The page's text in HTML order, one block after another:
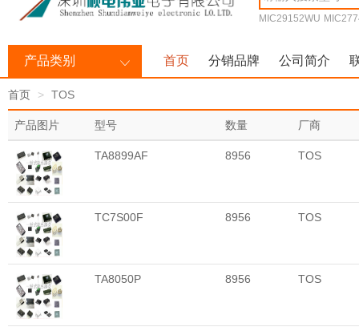
MIC29152WU
产品类别 首页 分销品牌 公司简介
首页 TOS
产品图片 型号 数量 厂商
TA8899AF 8956 TOS
TC7S00F 8956 TOS
TA8050P 8956 TOS